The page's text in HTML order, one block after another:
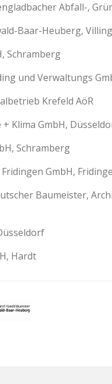
Abfall-,
Baar-Heuberg,
Schramberg
und Verwaltungs
Krefeld AöR
Klima GmbH,
Schramberg
GmbH,
Baumeister,
Hardt